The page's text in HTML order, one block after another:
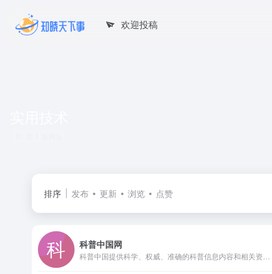
欢迎投稿
排序 发布 更新 浏览 点赞
科普中国网